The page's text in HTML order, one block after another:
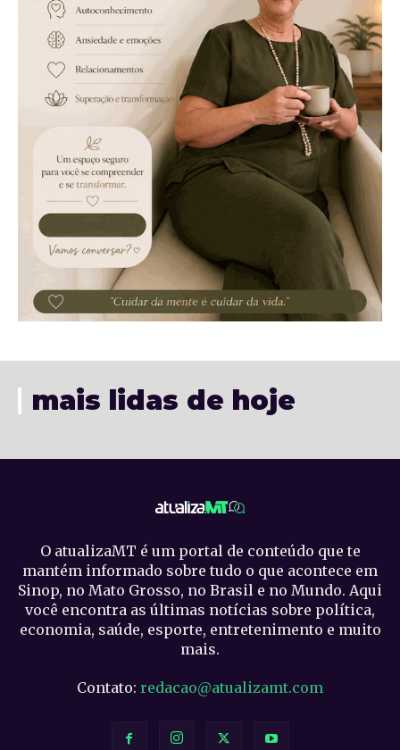
mais lidas de hoje
O atualizaMT é um portal de conteúdo que te
mantém informado sobre tudo o que acontece em
Sinop, no Mato Grosso, no Brasil e no Mundo. Aqui
você encontra as últimas notícias sobre política,
economia, saúde, esporte, entretenimento e muito
mais.
Contato: redacao@atualizamt.com